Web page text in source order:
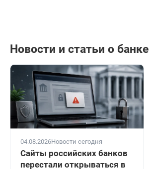
Новости и статьи о банке
04.08.2026Новости сегодня
Сайты российских банков
перестали открываться в